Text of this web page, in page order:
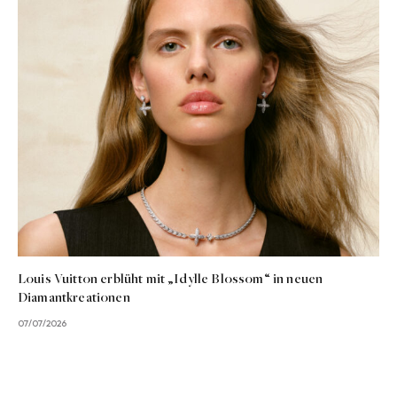
Louis Vuitton erblüht mit „Idylle Blossom“ in neuen
Diamantkreationen
07/07/2026